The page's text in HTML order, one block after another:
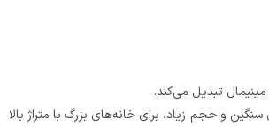
تبدیل می‌کند.
و حجم زیاد، برای خانه‌های بزرگ با متراژ بالا